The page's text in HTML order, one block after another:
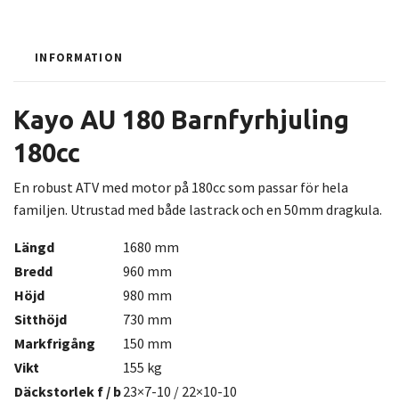
INFORMATION
Kayo AU 180 Barnfyrhjuling
180cc
En robust ATV med motor på 180cc som passar för hela
familjen. Utrustad med både lastrack och en 50mm dragkula.
Längd
1680 mm
Bredd
960 mm
Höjd
980 mm
Sitthöjd
730 mm
Markfrigång
150 mm
Vikt
155 kg
Däckstorlek f / b23×7-10 / 22×10-10